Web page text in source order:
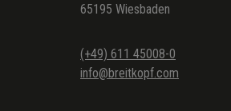
65195 Wiesbaden
(+49) 611 45008-0
info@breitkopf.com